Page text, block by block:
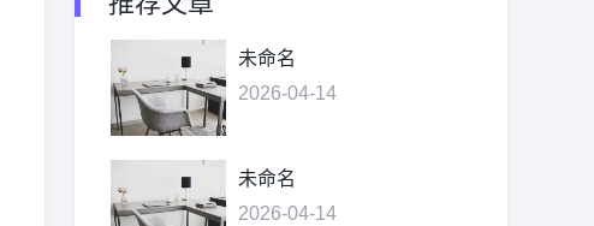
未命名
2026-04-14
未命名
2026-04-14